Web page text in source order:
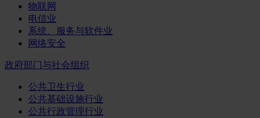
物联网
电信业
系统、服务与软件业
网络安全
政府部门与社会组织
公共卫生行业
公共基础设施行业
公共行政管理行业